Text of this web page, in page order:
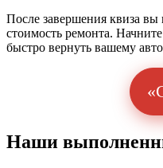
После завершения квиза
стоимость ремонта.
быстро вернуть вашему
Наши